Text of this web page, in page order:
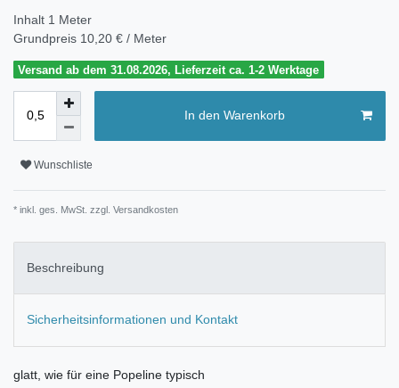
Inhalt 1 Meter
Grundpreis 10,20 € / Meter
Versand ab dem 31.08.2026, Lieferzeit ca. 1-2 Werktage
In den Warenkorb
Wunschliste
* inkl. ges. MwSt. zzgl. Versandkosten
Beschreibung
Sicherheitsinformationen und Kontakt
glatt, wie für eine Popeline typisch